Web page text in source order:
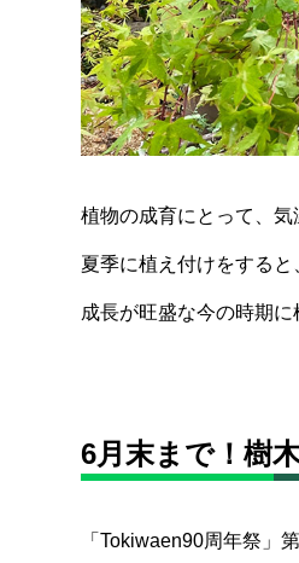
植物の成育にとって、気
夏季に植え付けをする
成長が旺盛な今の時期
6月末まで！樹
「Tokiwaen90周年祭」